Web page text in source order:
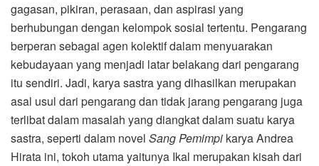
gagasan, pikiran, perasaan, dan aspirasi yang
berhubungan dengan kelompok sosial tertentu. Pengarang
berperan sebagai agen kolektif dalam menyuarakan
kebudayaan yang menjadi latar belakang dari pengarang
itu sendiri. Jadi, karya sastra yang dihasilkan merupakan
asal usul dari pengarang dan tidak jarang pengarang juga
terlibat dalam masalah yang diangkat dalam suatu karya
sastra, seperti dalam novel Sang Pemimpi karya Andrea
Hirata ini, tokoh utama yaitunya Ikal merupakan kisah dari